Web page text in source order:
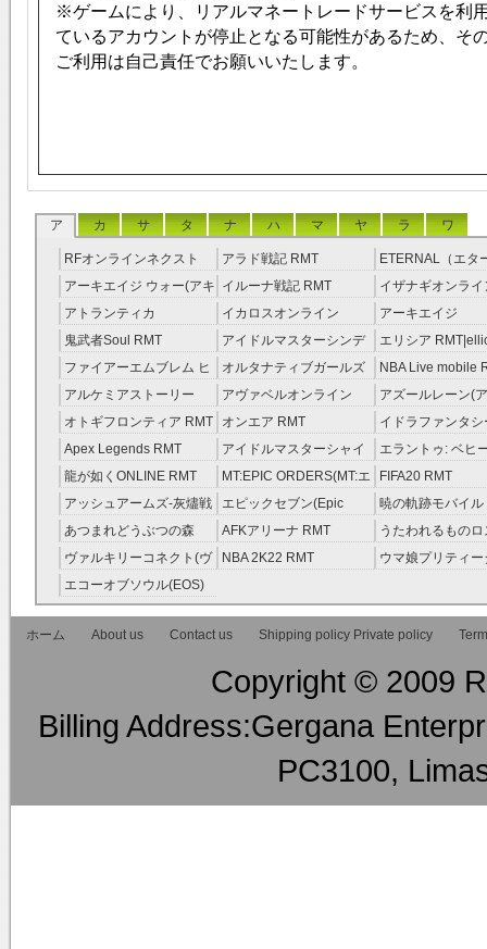
※ゲームにより、リアルマネートレードサービスを利
ているアカウントが停止となる可能性があるため、そ
ご利用は自己責任でお願いいたします。
ア カ サ タ ナ ハ マ ヤ ラ ワ
RFオンラインネクスト
RMT
アラド戦記 RMT
ETERNAL（エタ
RMT
アーキエイジ ウォー(アキ
ウオ) RMT
イルーナ戦記 RMT
イザナギオンライ
アトランティカ
RMT|Atlantica RMT
イカロスオンライン
RMT（予約制）
アーキエイジ
RMT|ArcheAge
約制）
鬼武者Soul RMT
アイドルマスターシンデ
レラガールズ(モバマス)
RMT
エリシア
RMT
ファイアーエムブレム ヒ
ーローズ(FEヒーローズ)
RMT
オルタナティブガールズ
RMT
NBA Live mobile
アルケミアストーリー
（アルスト） RMT
アヴァベルオンライン
RMT
アズールレーン(
RMT
オトギフロンティア RMT オンエア RMT
イドラファンタシ
ーサーガ RMT
Apex Legends RMT
アイドルマスターシャイ
ニーカラーズ(シャニマス)
RMT
エラントゥ: ベヒ
ピリット RMT
龍が如くONLINE RMT
MT:EPIC ORDERS(MT:エ
ピック・オーダーズ)
RMT
FIFA20 RMT
アッシュアームズ‐灰燼戦
線 RMT
エピックセブン(Epic
Seven) RMT
暁の軌跡モバイル
伝説 ） RMT
あつまれどうぶつの森
RMT
AFKアリーナ RMT
うたわれるもの
ラグ(ロスフラ)
ヴァルキリーコネクト(ヴ
ァルコネ) RMT
NBA 2K22 RMT
ウマ娘プリティー
エコーオブソウル(EOS)
RMT
ホーム
About us Contact us Shipping policy Private policy
Copyright © 2009
Billing Address:Gergana
PC3100,